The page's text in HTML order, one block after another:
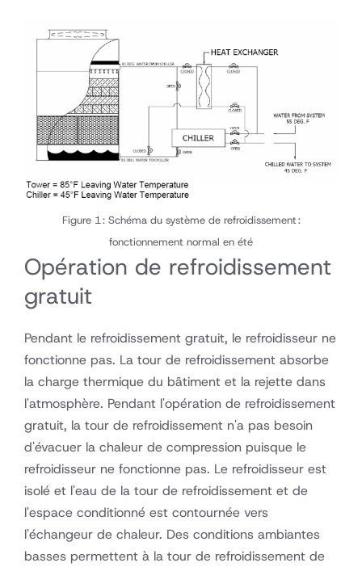
Figure 1 : Schéma du système de refroidissement :
fonctionnement normal en été
Opération de refroidissement
gratuit
Pendant le refroidissement gratuit, le refroidisseur ne
fonctionne pas. La tour de refroidissement absorbe
la charge thermique du bâtiment et la rejette dans
l'atmosphère. Pendant l'opération de refroidissement
gratuit, la tour de refroidissement n'a pas besoin
d'évacuer la chaleur de compression puisque le
refroidisseur ne fonctionne pas. Le refroidisseur est
isolé et l'eau de la tour de refroidissement et de
l'espace conditionné est contournée vers
l'échangeur de chaleur. Des conditions ambiantes
basses permettent à la tour de refroidissement de